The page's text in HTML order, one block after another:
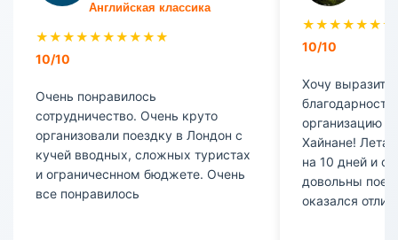
Английская классика
★★★★★★★★★★
10/10
Очень понравилось
сотрудничество. Очень круто
организовали поездку в Лондон с
кучей вводных, сложных туристах
и ограничеснном бюджете. Очень
все понравилось
★★★★★★★
10/10
Хочу
благодарность
организацию
Хайнане!
на 10 дней и
довольны
оказался